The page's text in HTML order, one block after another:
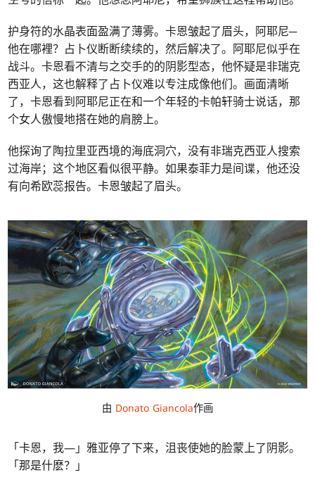
护身符的水晶表面盈满了薄雾。卡恩皱起了眉头，阿耶尼─
他在哪裡？占卜仪断断续续的，然后解决了。阿耶尼似乎在
战斗。卡恩看不清与之交手的的阴影型态，他怀疑是非瑞克
西亚人，这也解释了占卜仪难以专注成像他们。画面清晰
了，卡恩看到阿耶尼正在和一个年轻的卡帕轩骑士说话，那
个女人傲慢地搭在她的肩膀上。
他探询了陶拉里亚西境的海底洞穴，没有非瑞克西亚人搜索
过海岸；这个地区看似很平静。如果泰菲力是间谍，他还没
有向希欧蕊报告。卡恩皱起了眉头。
由 Donato Giancola作画
「卡恩，我—」雅亚停了下来，沮丧使她的脸蒙上了阴影。
「那是什麽？」